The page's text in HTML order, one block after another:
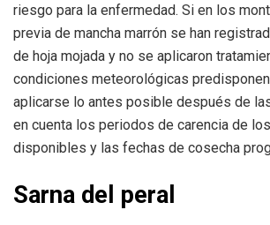
riesgo para la enfermedad. Si en los
previa de mancha marrón se han
de hoja mojada y no se aplicaron
condiciones meteorológicas
aplicarse lo antes posible después de
en cuenta los periodos de carencia de
disponibles y las fechas de cosecha
Sarna del peral